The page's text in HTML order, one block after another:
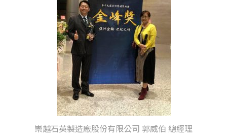
崇越石英製造廠股份有限公司 郭威伯 總經理